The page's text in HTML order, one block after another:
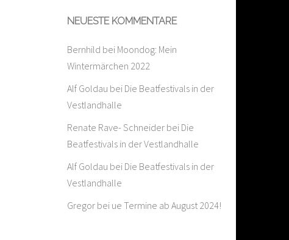
NEUESTE KOMMENTARE
Bernhild bei Moondog: Mein
Wintermärchen 2022
Alf Goldau bei Die Beatfestivals in der
Vestlandhalle
Renate Rave- Schneiderbei Die
Beatfestivals in der Vestlandhalle
Alf Goldau bei Die Beatfestivals in der
Vestlandhalle
Gregorbei ue Termine ab August 2024!